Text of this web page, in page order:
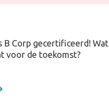
B Corp gecertificeerd! Wat
voor de toekomst?